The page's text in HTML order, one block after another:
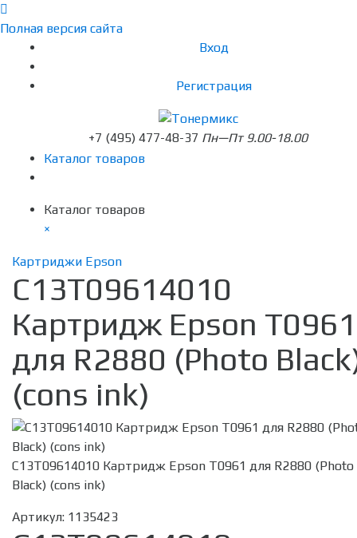
Полная версия сайта
Вход
Регистрация
+7 (495) 477-48-37 Пн—Пт 9.00-18.00
Каталог товаров
Каталог товаров
×
Картриджи Epson
C13T09614010
Картридж Epson T0961
для R2880 (Photo
(cons ink)
C13T09614010 Картридж Epson T0961 для R2880 (Photo
Black) (cons ink)
Артикул: 1135423